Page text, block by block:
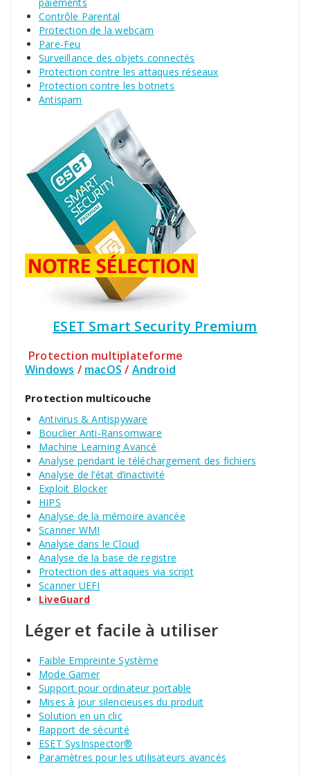
Contrôle Parental
Protection de la webcam
Pare-Feu
Surveillance des objets connectés
Protection contre les attaques réseaux
Protection contre les botnets
Antispam
ESET Smart Security Premium
Protection multiplateforme
Windows / macOS / Android
Protection multicouche
Antivirus & Antispyware
Bouclier Anti-Ransomware
Machine Learning Avancé
Analyse pendant le téléchargement des fichiers
Analyse de l’état d’inactivité
Exploit Blocker
HIPS
Analyse de la mémoire avancée
Scanner WMI
Analyse dans le Cloud
Analyse de la base de registre
Protection des attaques via script
Scanner UEFI
LiveGuard
Léger et facile à utiliser
Faible Empreinte Système
Mode Gamer
Support pour ordinateur portable
Mises à jour silencieuses du produit
Solution en un clic
Rapport de sécurité
ESET SysInspector®
Paramètres pour les utilisateurs avancés